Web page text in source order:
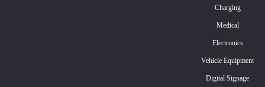
Charging
Medical
Electronics
Vehicle Equipment
Digital Signage